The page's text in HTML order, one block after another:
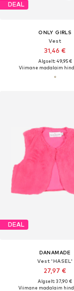
DEAL
ONLY GIRLS
Vest
31,46 €
Algselt: 49,95 €
Viimane madalaim
DEAL
DANAMADE
Vest 'HASEL'
27,97 €
Algselt: 37,90 €
Viimane madalaim hind: